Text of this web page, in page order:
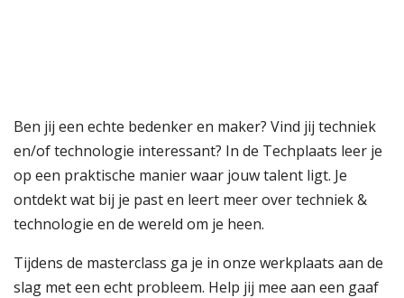
Ben jij een echte bedenker en maker? Vind jij techniek
en/of technologie interessant? In de Techplaats leer je
op een praktische manier waar jouw talent ligt. Je
ontdekt wat bij je past en leert meer over techniek &
technologie en de wereld om je heen.
Tijdens de masterclass ga je in onze werkplaats aan de
slag met een echt probleem. Help jij mee aan een gaaf